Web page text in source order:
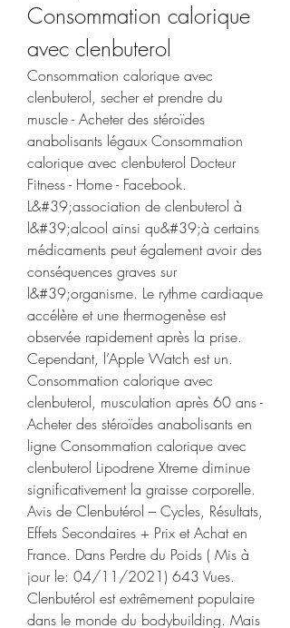
Consommation calorique
avec clenbuterol
Consommation calorique avec
clenbuterol, secher et prendre du
muscle - Acheter des stéroïdes
anabolisants légaux Consommation
calorique avec clenbuterol Docteur
Fitness - Home - Facebook.
L&#39;association de clenbuterol à
l&#39;alcool ainsi qu&#39;à certains
médicaments peut également avoir des
conséquences graves sur
l&#39;organisme. Le rythme cardiaque
accélère et une thermogenèse est
observée rapidement après la prise.
Cependant, l’Apple Watch est un.
Consommation calorique avec
clenbuterol, musculation après 60 ans -
Acheter des stéroïdes anabolisants en
ligne Consommation calorique avec
clenbuterol Lipodrene Xtreme diminue
significativement la graisse corporelle.
Avis de Clenbutérol – Cycles, Résultats,
Effets Secondaires + Prix et Achat en
France. Dans Perdre du Poids ( Mis à
jour le: 04/11/2021) 643 Vues.
Clenbutérol est extrêmement populaire
dans le monde du bodybuilding. Mais